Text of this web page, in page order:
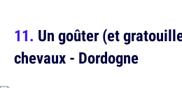
Un goûter (et
chevaux - Dordogne